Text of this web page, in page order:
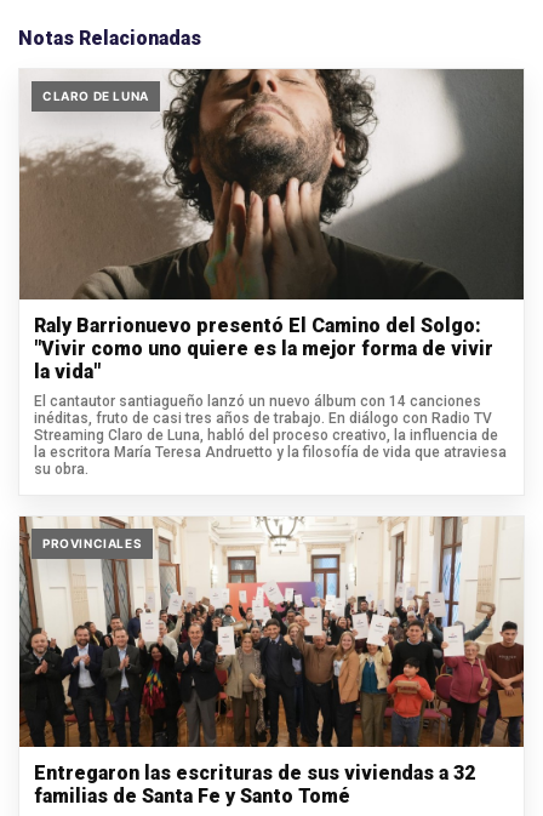
Notas Relacionadas
CLARO DE LUNA
Raly Barrionuevo presentó El Camino del Solgo:
"Vivir como uno quiere es la mejor forma de vivir
la vida"
El cantautor santiagueño lanzó un nuevo álbum con 14 canciones
inéditas, fruto de casi tres años de trabajo. En diálogo con Radio TV
Streaming Claro de Luna, habló del proceso creativo, la influencia de
la escritora María Teresa Andruetto y la filosofía de vida que atraviesa
su obra.
PROVINCIALES
Entregaron las escrituras de sus viviendas a 32
familias de Santa Fe y Santo Tomé